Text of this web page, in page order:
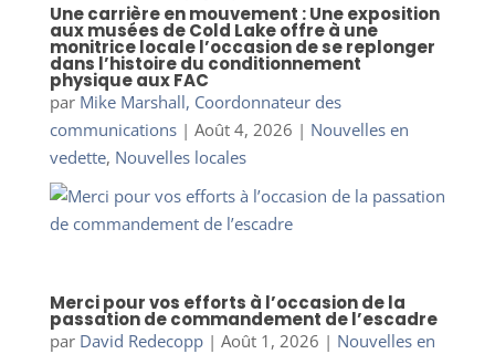
Une carrière en mouvement : Une exposition
aux musées de Cold Lake offre à une
monitrice locale l’occasion de se replonger
dans l’histoire du conditionnement
physique aux FAC
par Mike Marshall, Coordonnateur des
communications| Août 4, 2026 | Nouvelles en
vedette, Nouvelles locales
Merci pour vos efforts à l’occasion de la
passation de commandement de l’escadre
par David Redecopp| Août 1, 2026 | Nouvelles en